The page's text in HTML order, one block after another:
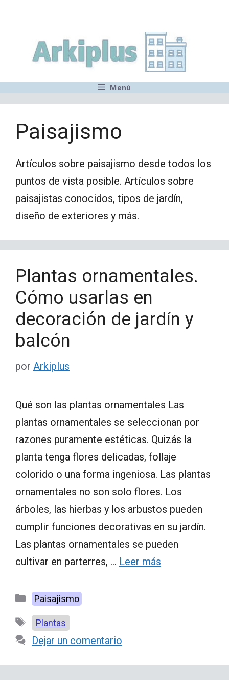
contenido
Menú
Paisajismo
Artículos sobre paisajismo desde todos los
puntos de vista posible. Artículos sobre
paisajistas conocidos, tipos de jardín,
diseño de exteriores y más.
Plantas ornamentales.
Cómo usarlas en
decoración de jardín y
balcón
por Arkiplus
Qué son las plantas ornamentales Las
plantas ornamentales se seleccionan por
razones puramente estéticas. Quizás la
planta tenga flores delicadas, follaje
colorido o una forma ingeniosa. Las plantas
ornamentales no son solo flores. Los
árboles, las hierbas y los arbustos pueden
cumplir funciones decorativas en su jardín.
Las plantas ornamentales se pueden
cultivar en parterres, … Leer más
Categorías
Paisajismo
Etiquetas
Plantas
Dejar un comentario